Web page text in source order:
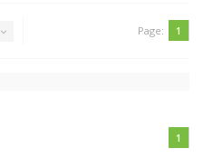
Page: 1
1